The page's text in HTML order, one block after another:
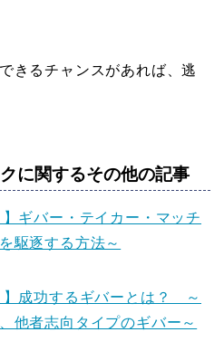
きるチャンスがあれば、逃
に関するその他の記事
】ギバー・テイカー・マッチ
駆逐する方法～
】成功するギバーとは？ ～
他者志向タイプのギバー～